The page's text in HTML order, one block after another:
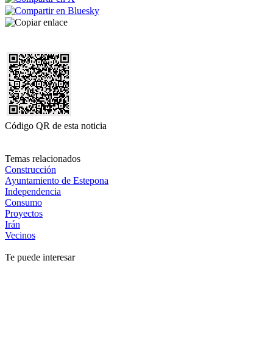
Código QR de esta noticia
Temas relacionados
Construcción
Ayuntamiento de Estepona
Independencia
Consumo
Proyectos
Irán
Vecinos
Te puede interesar